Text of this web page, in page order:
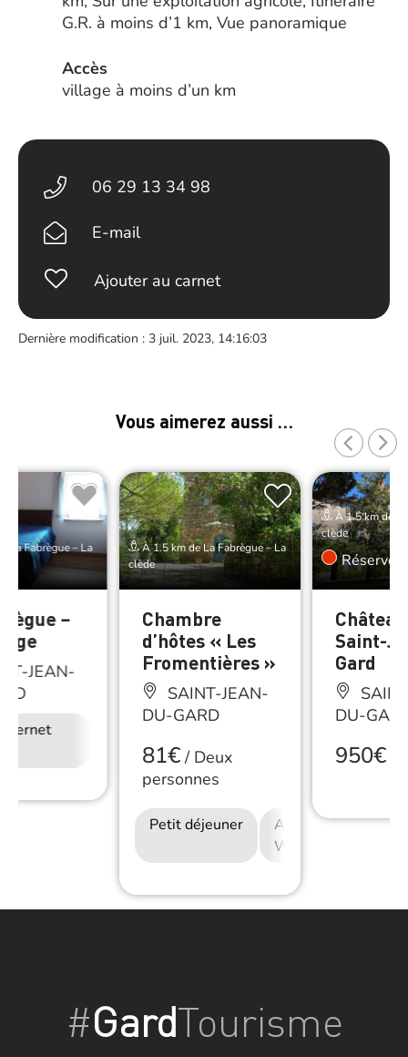
G.R. à moins d’1 km, Vue panoramique
Accès
village à moins d’un km
06 29 13 34 98
E-mail
Ajouter au carnet
Dernière modification : 3 juil. 2023, 14:16:03
Vous aimerez aussi …
La Fabrègue – La
–
JEAN-
À 1.5 km de La Fabrègue – La
clède
Chambre
d’hôtes « Les
Fromentières »
SAINT-JEAN-
DU-GARD
81€/Deux
personnes
Petit déjeuner
Accès Internet
Wifi
À 1.5 km de
clède
Réserver
Saint-
Gard
DU-
950€/
#GardTourisme